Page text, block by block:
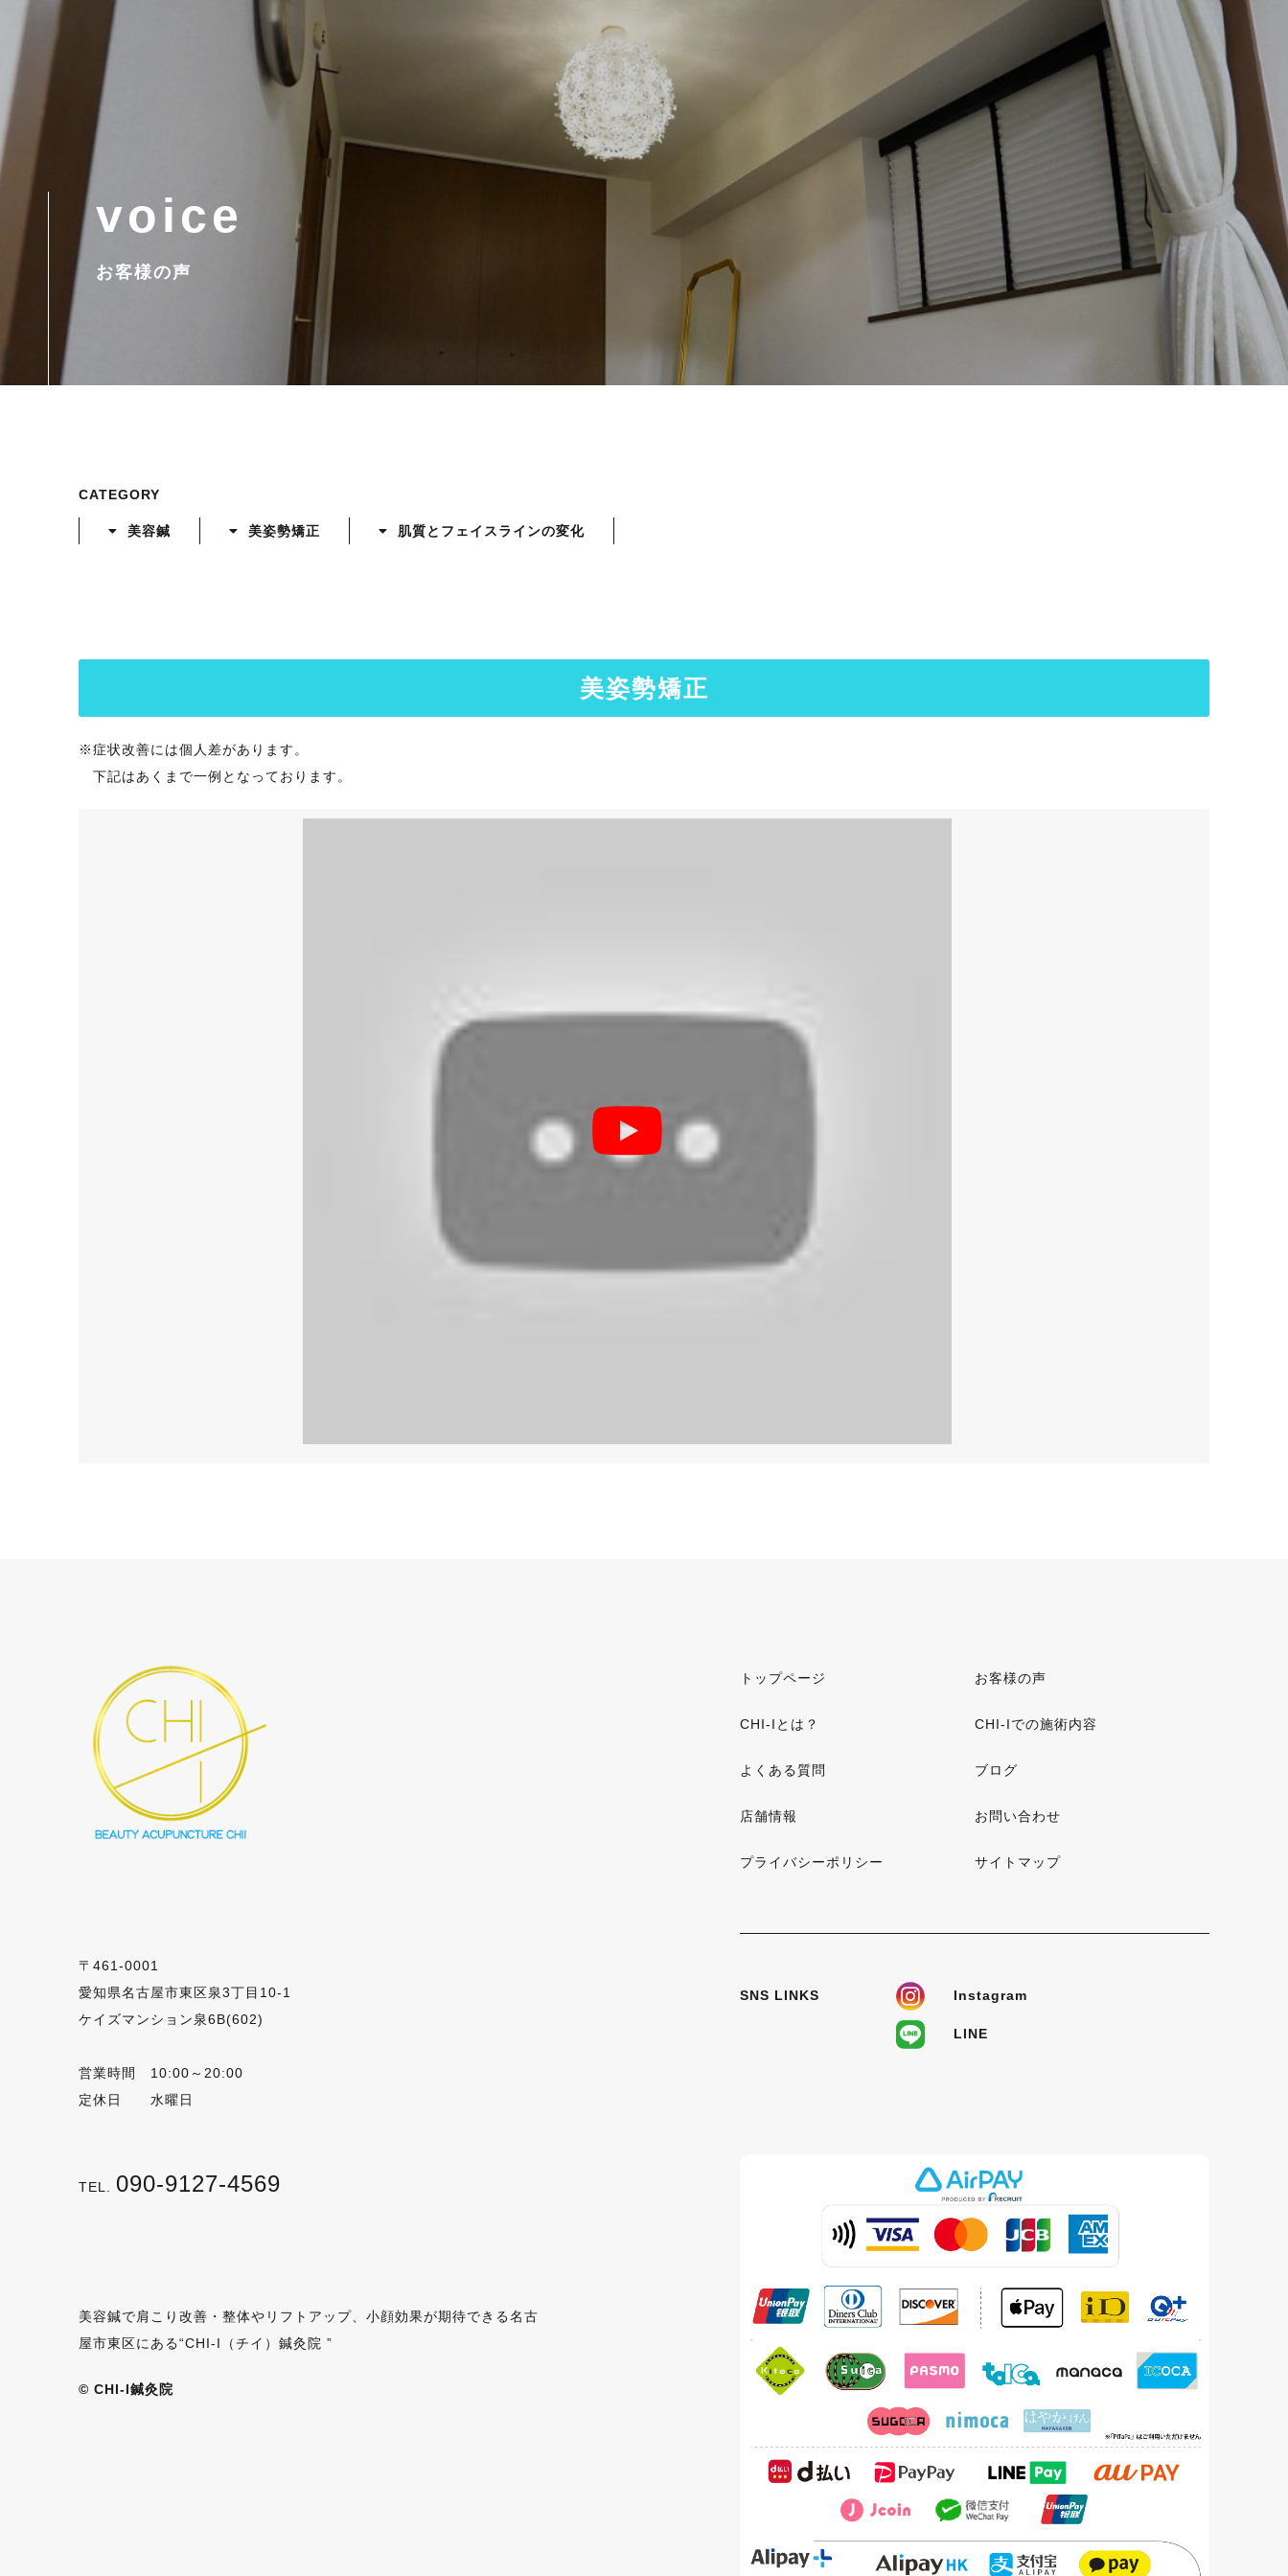
voice
お客様の声
CATEGORY
美容鍼 美姿勢矯正 肌質とフェイスラインの変化
美姿勢矯正
※症状改善には個人差があります。
下記はあくまで一例となっております。
〒461-0001
愛知県名古屋市東区泉3丁目10-1
ケイズマンション泉6B(602)
営業時間 10:00～20:00
定休日 水曜日
TEL. 090-9127-4569
美容鍼で肩こり改善・整体やリフトアップ、小顔効果が期待できる名古
屋市東区にある“CHI-I（チイ）鍼灸院 ”
© CHI-I鍼灸院
トップページ お客様の声
CHI-Iとは？ CHI-Iでの施術内容
よくある質問 ブログ
店舗情報 お問い合わせ
プライバシーポリシー サイトマップ
SNS LINKS Instagram
LINE